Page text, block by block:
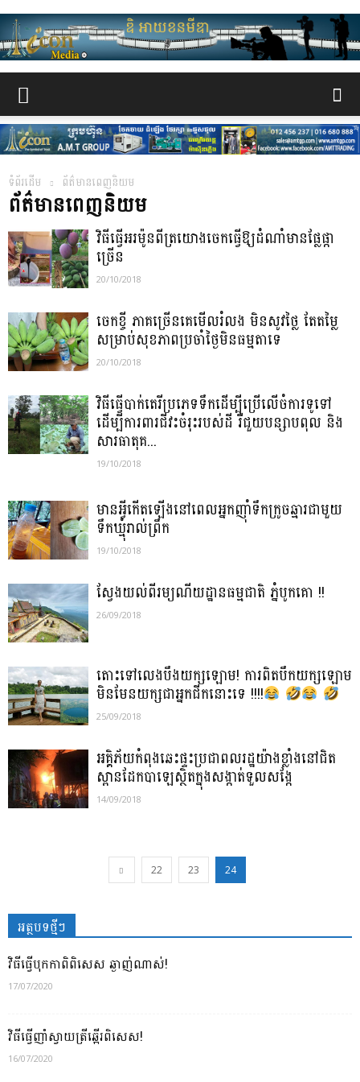
ទំព័រដើម ព័ត៌មានពេញនិយម
ព័ត៌មានពេញនិយម
វិធីធ្វើអរម៉ូនពីត្រយោងចេកធ្វើឱ្យដំណាំមានផ្លែផ្កា
ច្រើន
20/10/2018
ចេកខ្ចី ភាគច្រើនគេមើលរំលង មិនសូវថ្លៃ តែតម្លៃ
សម្រាប់សុខភាពប្រចាំថ្ងៃមិនធម្មតាទេ
20/10/2018
វិធីធ្វើបាក់តេរីប្រភេទទឹកដើម្បីប្រើលើចំការទូទៅ
ដើម្បីការពារជីវះចំរុះរបស់ដី រឺជួយបន្សាបពុល និង
សារធាតុគ...
19/10/2018
មានអ្វីកើតឡើងនៅពេលអ្នកញ៉ាំទឹកក្រូចឆ្មារជាមួយ
ទឹកឃ្មុំរាល់ព្រឹក
19/10/2018
ស្វែងយល់ពីរម្យណីយដ្ឋានធម្មជាតិ ភ្នំបូកគោ !!
26/09/2018
តោះទៅលេងបឹងយក្សឡោម! ការពិតបឹកយក្សឡោម
មិនមែនយក្សជាអ្នកជីកនោះទេ !!!!
25/09/2018
អគ្គិភ័យកំពុងឆេះផ្ទះប្រជាពលរដ្ឋយ៉ាងខ្លាំងនៅជិត
ស្ពានដែកបាឡេស្ថិតក្នុងសង្កាត់ទួលសង្កែ
14/09/2018
22 23 24
អត្ថបទថ្មីៗ
វិធីធ្វើបុកកាពិពិសេស ឆ្ងាញ់ណាស់!
17/07/2020
វិធីធ្វើញាំស្វាយត្រីឆ្អើរពិសេស!
16/07/2020